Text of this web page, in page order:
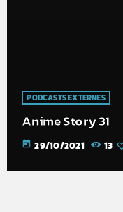
PODCASTS EXTERNES
Anime Story 31
today 29/10/2021 13